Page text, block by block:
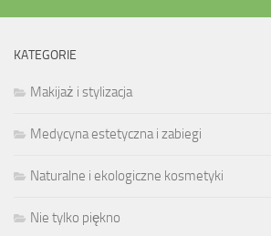
KATEGORIE
Makijaż i stylizacja
Medycyna estetyczna i zabiegi
Naturalne i ekologiczne kosmetyki
Nie tylko piękno